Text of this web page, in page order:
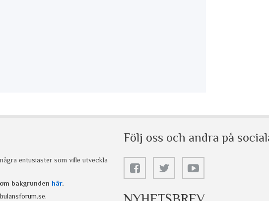
entusiaster som ville utveckla
bakgrunden här.
.
Följ oss och andra på